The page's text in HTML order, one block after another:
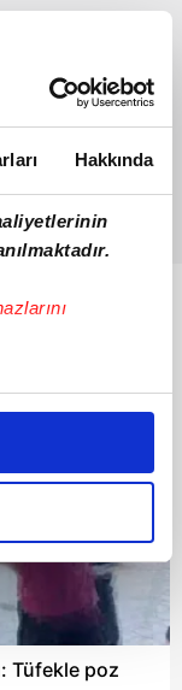
Hakkında
özel
yaparken
sunmak
adına
bu noktada,
tek gelir
Tüfekle poz